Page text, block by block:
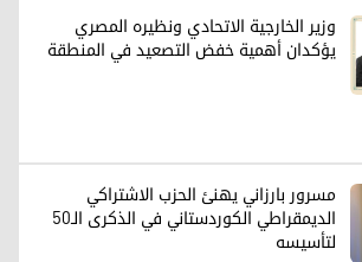
وزير الخارجية الاتحادي ونظيره المصري
يؤكدان أهمية خفض التصعيد في المنطقة
مسرور بارزاني يهنئ الحزب الاشتراكي
الديمقراطي الكوردستاني في الذكرى الـ50
لتأسيسه